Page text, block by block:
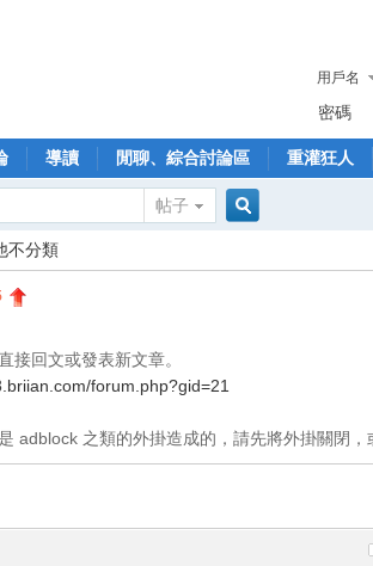
用戶名
密碼
導讀 閒聊、綜合討論區 重灌狂人
帖子
不分類
接回文或發表新文章。
forum.php?gid=21
adblock 之類的外掛造成的，請先將外掛關閉，